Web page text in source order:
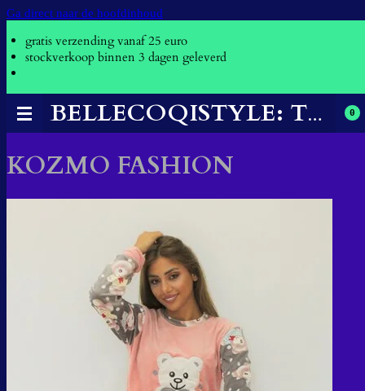
Ga direct naar de hoofdinhoud
BELLECOQISTYLE: THE CLOTHES THAT MAKE YOU FEEL CONFIDENT. 0
gratis verzending vanaf 25 euro
stockverkoop binnen 3 dagen geleverd
KOZMO FASHION